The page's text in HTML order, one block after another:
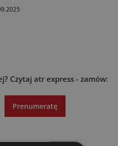
Czytaj atr express - zamów:
Prenumeratę